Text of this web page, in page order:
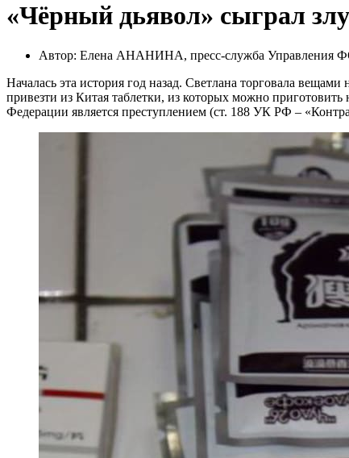
«Чёрный дьявол» сыграл
Автор: Елена АНАНИНА, пресс-служба Управления
Началась эта история год назад. Светлана торговала
привезти из Китая таблетки, из которых можно
Федерации является преступлением (ст. 188 УК РФ –